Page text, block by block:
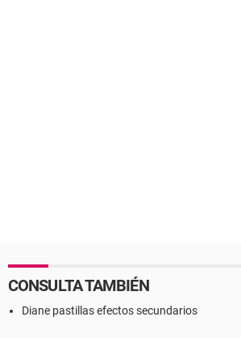
CONSULTA TAMBIÉN
Diane pastillas efectos secundarios